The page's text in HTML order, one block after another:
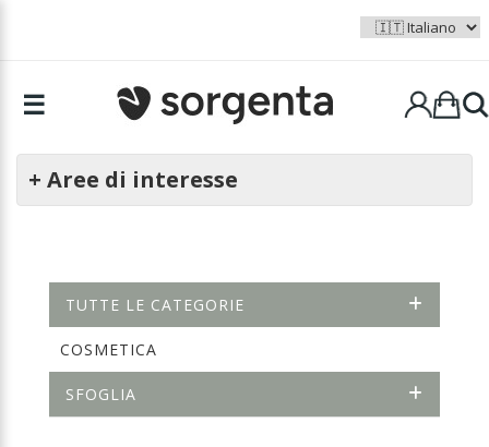
☰
+ Aree di interesse
TUTTE LE CATEGORIE
COSMETICA
SFOGLIA